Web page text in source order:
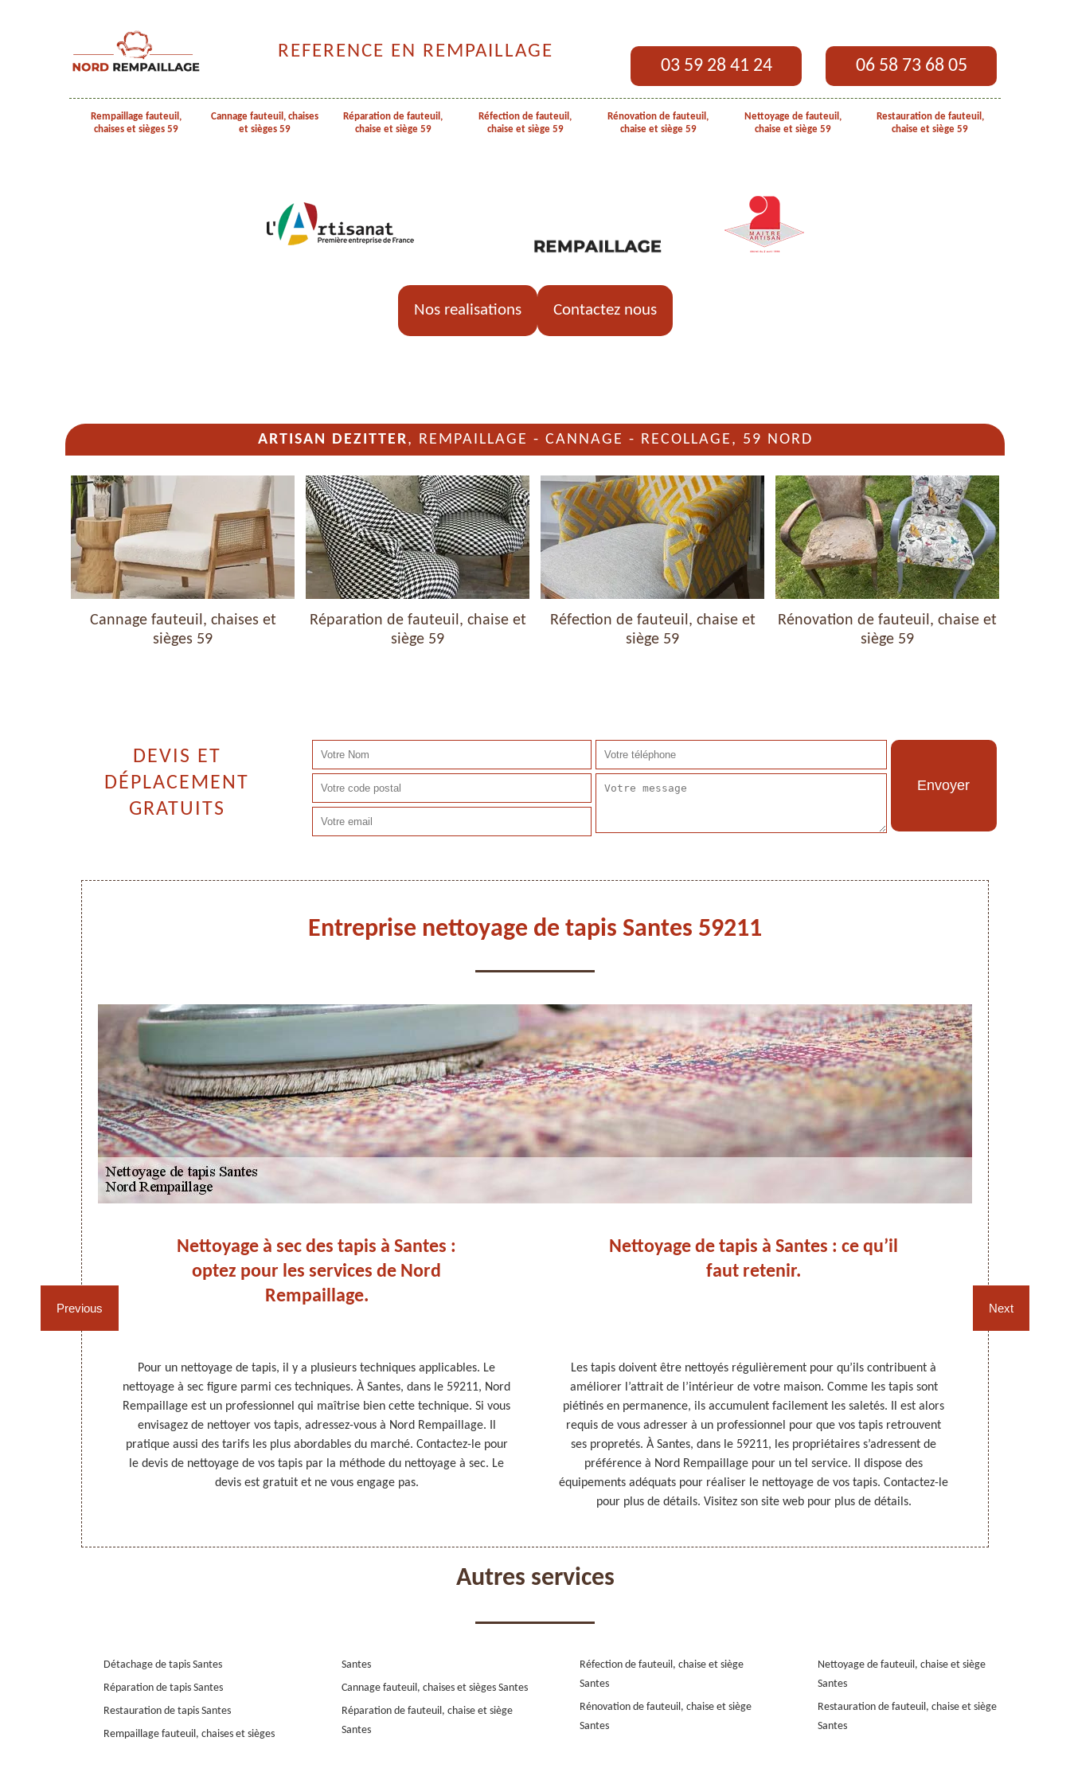
REFERENCE EN REMPAILLAGE
03 59 28 41 24 06 58 73 68 05
Rempaillage fauteuil,
chaises et sièges 59
Cannage fauteuil, chaises
et sièges 59
Réparation de fauteuil,
chaise et siège 59
Réfection de fauteuil,
chaise et siège 59
Rénovation de fauteuil,
chaise et siège 59
Nettoyage de fauteuil,
chaise et siège 59
Restauration de fauteuil,
chaise et siège 59
Nos realisations Contactez nous
ARTISAN DEZITTER, REMPAILLAGE - CANNAGE - RECOLLAGE, 59 NORD
Cannage fauteuil, chaises et
sièges 59
Réparation de fauteuil, chaise et
siège 59
Réfection de fauteuil, chaise et
siège 59
Rénovation de fauteuil, chaise et
siège 59
DEVIS ET
DÉPLACEMENT
GRATUITS
Entreprise nettoyage de tapis Santes 59211
Previous
Nettoyage à sec des tapis à Santes :
optez pour les services de Nord
Rempaillage.
Pour un nettoyage de tapis, il y a plusieurs techniques applicables. Le
nettoyage à sec figure parmi ces techniques. À Santes, dans le 59211, Nord
Rempaillage est un professionnel qui maîtrise bien cette technique. Si vous
envisagez de nettoyer vos tapis, adressez-vous à Nord Rempaillage. Il
pratique aussi des tarifs les plus abordables du marché. Contactez-le pour
le devis de nettoyage de vos tapis par la méthode du nettoyage à sec. Le
devis est gratuit et ne vous engage pas.
Nettoyage de tapis à Santes : ce qu’il
faut retenir.
Les tapis doivent être nettoyés régulièrement pour qu’ils contribuent à
améliorer l’attrait de l’intérieur de votre maison. Comme les tapis sont
piétinés en permanence, ils accumulent facilement les saletés. Il est alors
requis de vous adresser à un professionnel pour que vos tapis retrouvent
ses propretés. À Santes, dans le 59211, les propriétaires s’adressent de
préférence à Nord Rempaillage pour un tel service. Il dispose des
équipements adéquats pour réaliser le nettoyage de vos tapis. Contactez-le
pour plus de détails. Visitez son site web pour plus de détails.
Next
Autres services
Détachage de tapis Santes
Réparation de tapis Santes
Restauration de tapis Santes
Rempaillage fauteuil, chaises et sièges
Santes
Cannage fauteuil, chaises et sièges Santes
Réparation de fauteuil, chaise et siège
Santes
Réfection de fauteuil, chaise et siège
Santes
Rénovation de fauteuil, chaise et siège
Santes
Nettoyage de fauteuil, chaise et siège
Santes
Restauration de fauteuil, chaise et siège
Santes